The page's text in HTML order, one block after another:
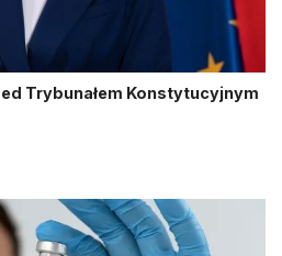
Trybunałem Konstytucyjnym